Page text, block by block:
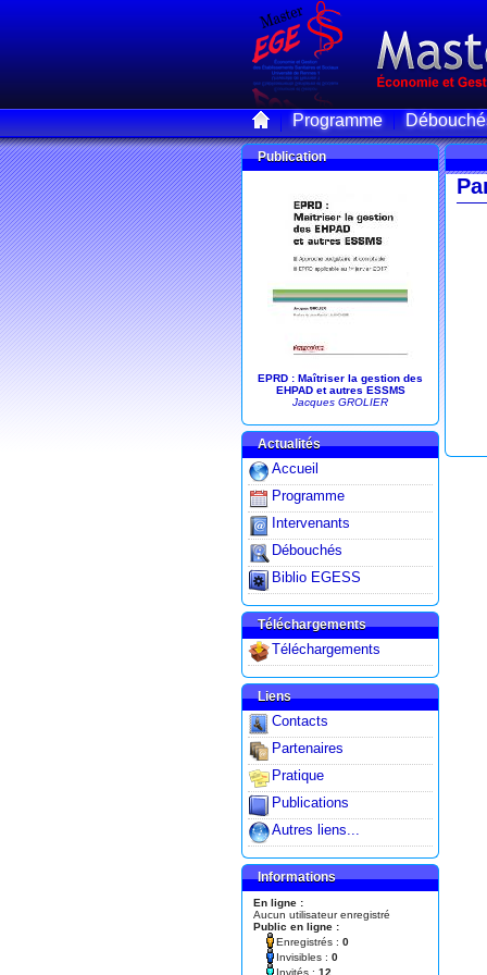
Programme
Publication
EPRD : Maîtriser la gestion des
EHPAD et autres ESSMS
Jacques GROLIER
Actualités
Accueil
Programme
Intervenants
Débouchés
Biblio EGESS
Téléchargements
Téléchargements
Liens
Contacts
Partenaires
Pratique
Publications
Autres liens...
Informations
En ligne :
Aucun utilisateur enregistré
Public en ligne :
Enregistrés : 0
Invisibles : 0
Invités : 12